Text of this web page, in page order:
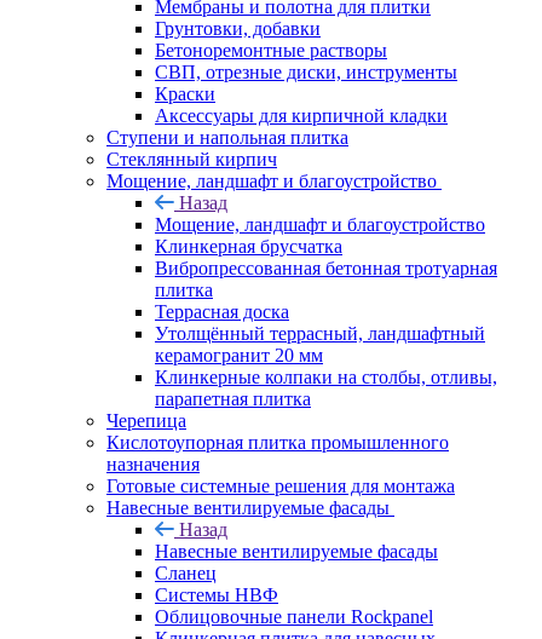
Мембраны и полотна для плитки
Грунтовки, добавки
Бетоноремонтные растворы
СВП, отрезные диски, инструменты
Краски
Аксессуары для кирпичной кладки
Ступени и напольная плитка
Cтеклянный кирпич
Мощение, ландшафт и благоустройство
Назад
Мощение, ландшафт и благоустройство
Клинкерная брусчатка
Вибропрессованная бетонная тротуарная
плитка
Террасная доска
Утолщённый террасный, ландшафтный
керамогранит 20 мм
Клинкерные колпаки на столбы, отливы,
парапетная плитка
Черепица
Кислотоупорная плитка промышленного
назначения
Готовые системные решения для монтажа
Навесные вентилируемые фасады
Назад
Навесные вентилируемые фасады
Сланец
Системы НВФ
Облицовочные панели Rockpanel